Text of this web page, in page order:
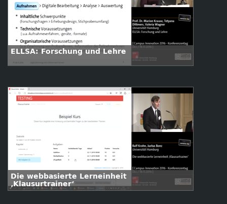
ELLSA: Forschung und Lehre
Die webbasierte Lerneinheit
‚Klausurtrainer‘